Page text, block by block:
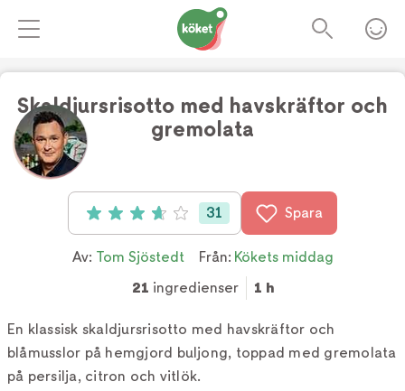
Skaldjursrisotto med havskräftor och
gremolata
Betyg: 3.7 av 5 (31 röster)
31 Spara
Av: Tom Sjöstedt Från: Kökets middag
21 ingredienser 1 h
En klassisk skaldjursrisotto med havskräftor och
blåmusslor på hemgjord buljong, toppad med gremolata
på persilja, citron och vitlök.